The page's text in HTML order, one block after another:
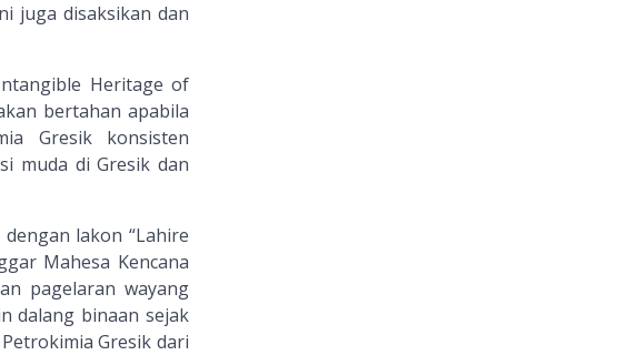
juga disaksikan dan
Heritage of
bertahan apabila
Gresik konsisten
muda di Gresik dan
lakon “Lahire
Mahesa Kencana
pagelaran wayang
dalang binaan sejak
Gresik dari